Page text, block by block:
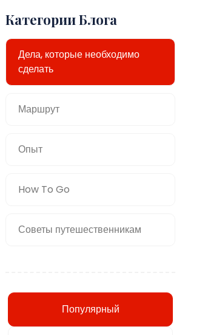
Категории Блога
Дела, которые необходимо
сделать
Маршрут
Опыт
How To Go
Советы путешественникам
Популярный